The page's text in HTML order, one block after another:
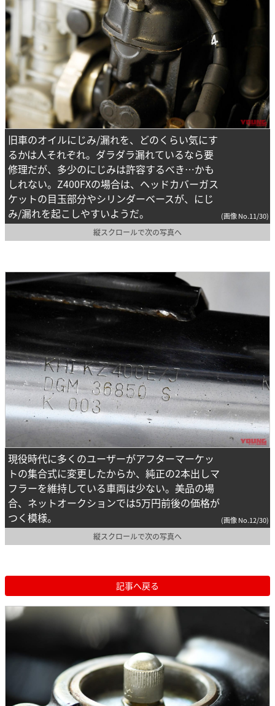
旧車のオイルにじみ/漏れを、どのくらい気にす
るかは人それぞれ。ダラダラ漏れているなら要
修理だが、多少のにじみは許容するべき…かも
しれない。Z400FXの場合は、ヘッドカバーガス
ケットの目玉部分やシリンダーベースが、にじ
み/漏れを起こしやすいようだ。
(画像 No.11/30)
縦スクロールで次の写真へ
現役時代に多くのユーザーがアフターマーケッ
トの集合式に変更したからか、純正の2本出しマ
フラーを維持している車両は少ない。美品の場
合、ネットオークションでは5万円前後の価格が
つく模様。
(画像 No.12/30)
縦スクロールで次の写真へ
記事へ戻る